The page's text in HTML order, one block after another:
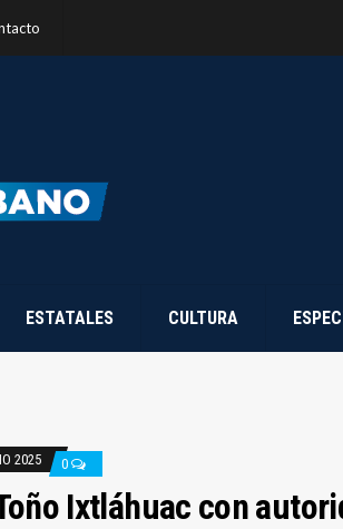
ESTATALES CULTURA
2025 0
Ixtláhuac con